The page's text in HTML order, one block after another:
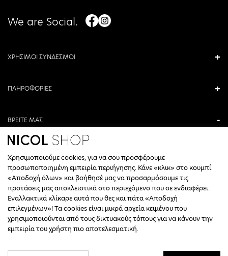
We are Social.
ΧΡΗΣΙΜΟΙ ΣΥΝΔΕΣΜΟΙ
ΠΛΗΡΟΦΟΡΙΕΣ
ΒΡΕΙΤΕ ΜΑΣ
ΑΝΤΩΝΙΟΥ ΚΑΜΑΡΑ 3, ΒΕΡΟΙΑ, ΕΛΛΑΔΑ
+30 23310 76336
ΩΡΑΡΙΟ ΤΗΛΕΦΩΝΙΚΟΥ ΚΕΝΤΡΟΥ
ΔΕΥΤΕΡΑ, ΤΕΤΑΡΤΗ: 09:00 - 14:30
ΤΡΙΤΗ, ΠΕΜΠΤΗ, ΠΑΡΑΣΚΕΥΗ: 09:30 - 14:00 & 17:30 - 21:00
ΣΑΒΒΑΤΟ: 09:30 - 14:30
Χρησιμοποιούμε cookies, για να σου προσφέρουμε
προσωποποιημένη εμπειρία περιήγησης. Κάνε «κλικ» στο κουμπί
«Αποδοχή όλων» και βοήθησέ μας να προσαρμόσουμε τις
προτάσεις μας αποκλειστικά στο περιεχόμενο που σε ενδιαφέρει.
Εναλλακτικά κλίκαρε αυτά που θες και πάτα «Αποδοχή
επιλεγμένων»! Τα cookies είναι μικρά αρχεία κειμένου που
χρησιμοποιούνται από τους δικτυακούς τόπους για να κάνουν την
εμπειρία του χρήστη πιο αποτελεσματική.